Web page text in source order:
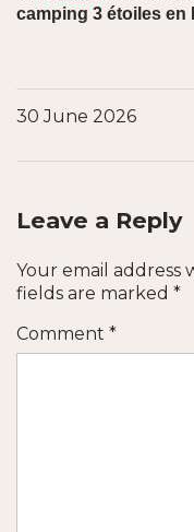
camping 3 étoiles en
30 June 2026
Leave a Reply
Your email address
fields are marked *
Comment *